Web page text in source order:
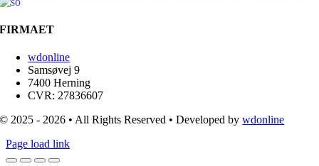
FIRMAET
wdonline
Samsøvej 9
7400 Herning
CVR: 27836607
© 2025 - 2026 • All Rights Reserved • Developed bywdonline
Page load link